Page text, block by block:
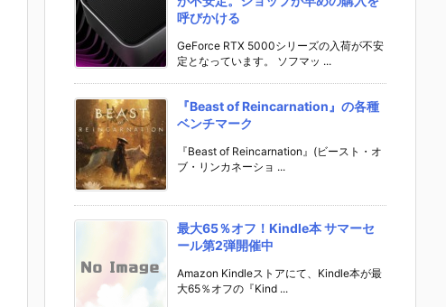
呼びかける
GeForce RTX 5000シリーズの入荷が不安
定となっています。 ソフマッ ...
『Beast of Reincarnation』の各種
ベンチマーク
『Beast of Reincarnation』(ビースト・オ
ブ・リンカネーショ ...
最大65％オフ！Kindle本 サマーセ
ール第2弾開催中
Amazon Kindleストアにて、Kindle本が最
大65％オフの『Kind ...